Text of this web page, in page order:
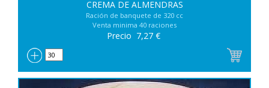
CREMA DE ALMENDRAS
Ración de banquete de 320 cc
Venta minima 40 raciones
Precio 7,27€